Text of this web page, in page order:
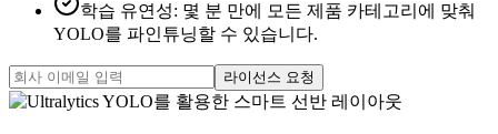
학습 유연성: 몇 분 만에 모든 제품 카테고리에 맞춰
YOLO를 파인튜닝할 수 있습니다.
라이선스 요청